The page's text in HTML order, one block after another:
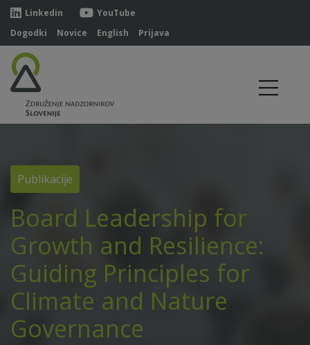
Linkedin
YouTube
Dogodki
Novice English Prijava
Publikacije
Board Leadership for
Growth and Resilience:
Guiding Principles for
Climate and Nature
Governance